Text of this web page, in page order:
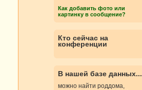
Как добавить фото или
картинку в сообщение?
Кто сейчас на
конференции
В нашей базе данных...
можно найти роддома,